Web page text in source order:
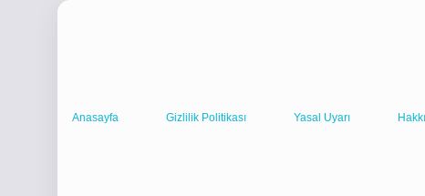
Anasayfa Gizlilik Politikası Yasal Uyarı